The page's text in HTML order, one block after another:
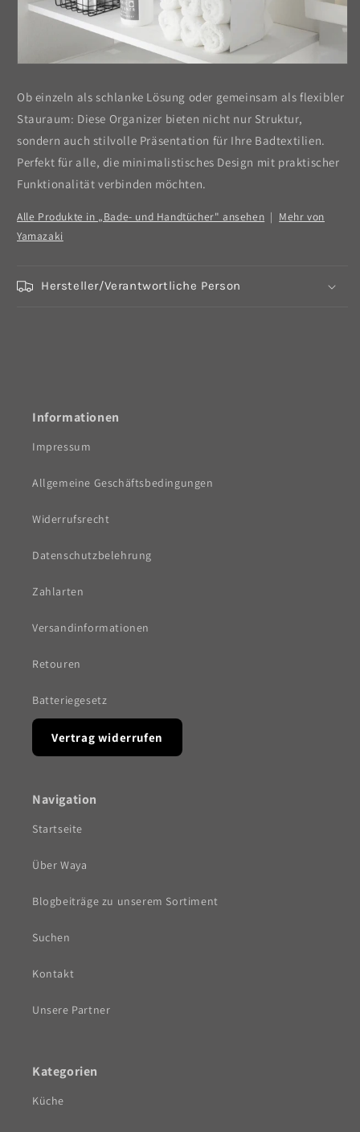
Ob einzeln als schlanke Lösung oder gemeinsam als flexibler
Stauraum: Diese Organizer bieten nicht nur Struktur,
sondern auch stilvolle Präsentation für Ihre Badtextilien.
Perfekt für alle, die minimalistisches Design mit praktischer
Funktionalität verbinden möchten.
Alle Produkte in „Bade- und Handtücher" ansehen | Mehr von
Yamazaki
Hersteller/Verantwortliche Person
Informationen
Impressum
Allgemeine Geschäftsbedingungen
Widerrufsrecht
Datenschutzbelehrung
Zahlarten
Versandinformationen
Retouren
Batteriegesetz
Vertrag widerrufen
Navigation
Startseite
Über Waya
Blogbeiträge zu unserem Sortiment
Suchen
Kontakt
Unsere Partner
Kategorien
Küche